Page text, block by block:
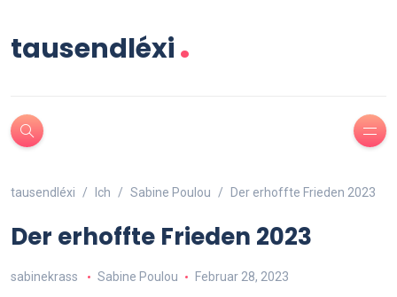
tausendléxi.
tausendléxi Ich Sabine Poulou Der erhoffte Frieden 2023
Der erhoffte Frieden 2023
sabinekrass Sabine Poulou Februar 28, 2023